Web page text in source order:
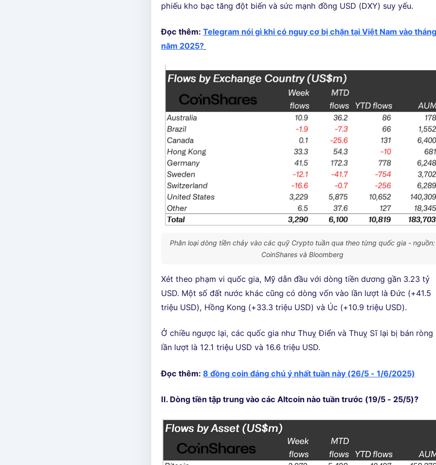
phiếu kho bạc tăng đột biến và sức mạnh đồng USD (DXY) suy yếu.
Đọc thêm:Telegram nói gì khi có nguy cơ bị chặn tại Việt Nam vào
năm 2025?
Phân loại dòng tiền chảy vào các quỹ Crypto tuần qua theo từng quốc gia - nguồn:
CoinShares và Bloomberg
Xét theo phạm vi quốc gia, Mỹ dẫn đầu với dòng tiền dương gần 3.23 tỷ
USD. Một số đất nước khác cũng có dòng vốn vào lần lượt là Đức (+41.5
triệu USD), Hồng Kong (+33.3 triệu USD) và Úc (+10.9 triệu USD).
Ở chiều ngược lại, các quốc gia như Thuỵ Điển và Thuỵ Sĩ lại bị bán ròng
lần lượt là 12.1 triệu USD và 16.6 triệu USD.
Đọc thêm:8 đồng coin đáng chú ý nhất tuần này (26/5 - 1/6/2025)
II. Dòng tiền tập trung vào các Altcoin nào tuần trước (19/5 - 25/5)?